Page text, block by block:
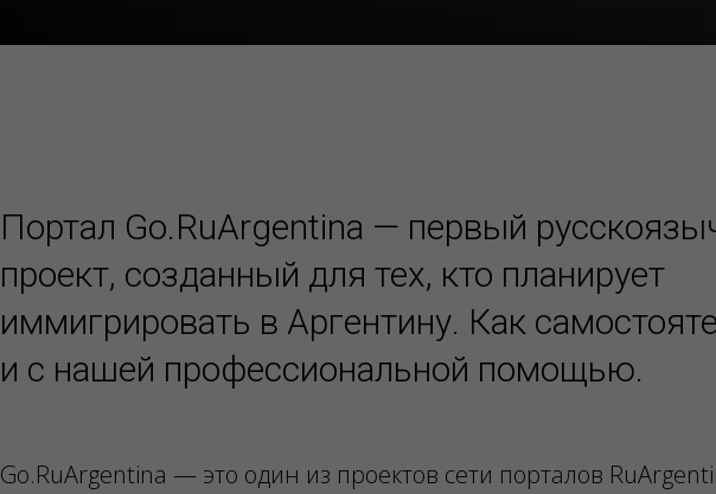
Портал Go.RuArgentina — первый
проект, созданный для тех, кто планирует
иммигрировать в Аргентину. Как
и с нашей профессиональной помощью.
Go.RuArgentina — это один из проектов сети порталов